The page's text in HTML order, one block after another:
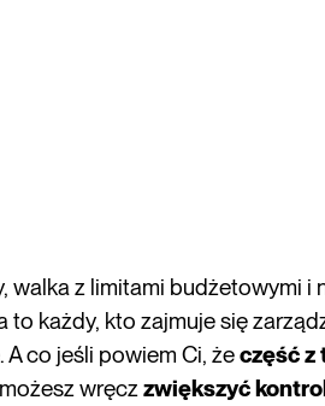
walka z limitami budżetowymi i
to każdy, kto zajmuje się
A co jeśli powiem Ci, żeczęść
wręczzwiększyć